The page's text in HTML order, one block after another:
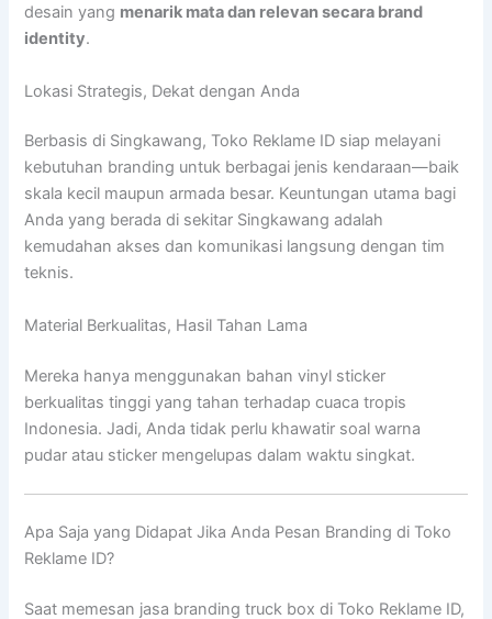
desain yang menarik mata dan relevan secara brand
identity.
Lokasi Strategis, Dekat dengan Anda
Berbasis di Singkawang, Toko Reklame ID siap melayani
kebutuhan branding untuk berbagai jenis kendaraan—baik
skala kecil maupun armada besar. Keuntungan utama bagi
Anda yang berada di sekitar Singkawang adalah
kemudahan akses dan komunikasi langsung dengan tim
teknis.
Material Berkualitas, Hasil Tahan Lama
Mereka hanya menggunakan bahan vinyl sticker
berkualitas tinggi yang tahan terhadap cuaca tropis
Indonesia. Jadi, Anda tidak perlu khawatir soal warna
pudar atau sticker mengelupas dalam waktu singkat.
Apa Saja yang Didapat Jika Anda Pesan Branding di Toko
Reklame ID?
Saat memesan jasa branding truck box di Toko Reklame ID,